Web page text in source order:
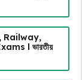
Railway,
l ভারতীয়